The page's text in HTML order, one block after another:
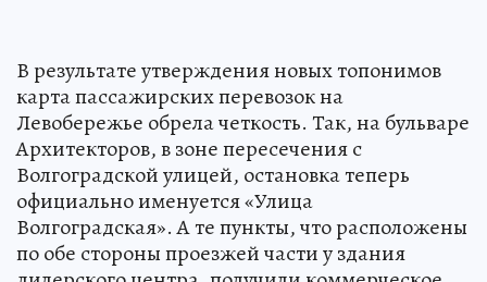
В результате утверждения новых топонимов
карта пассажирских перевозок на
Левобережье обрела четкость. Так, на бульваре
Архитекторов, в зоне пересечения с
Волгоградской улицей, остановка теперь
официально именуется «Улица
Волгоградская». А те пункты, что расположены
по обе стороны проезжей части у здания